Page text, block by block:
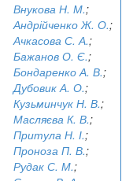
Внукова Н. М.;
Андрійченко Ж. О.;
Ачкасова С. А.;
Бажанов О. Є.;
Бондаренко А. В.;
Дубовик А. О.;
Кузьминчук Н. В.;
Масляєва К. В.;
Притула Н. І.;
Проноза П. В.;
Рудак С. М.;